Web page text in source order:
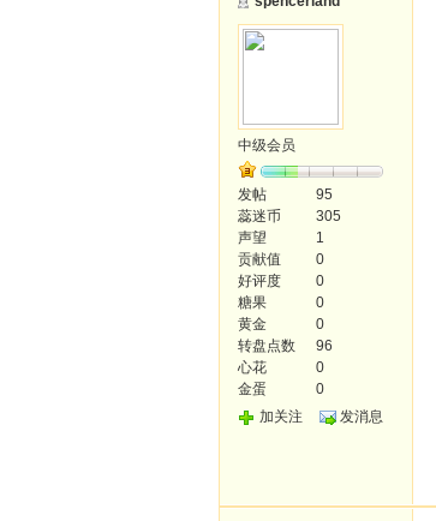
中级会员
发帖
95
蕊迷币
305
声望
1
贡献值
0
好评度
0
糖果
0
黄金
0
转盘点数
96
心花
0
金蛋
0
加关注
发消息